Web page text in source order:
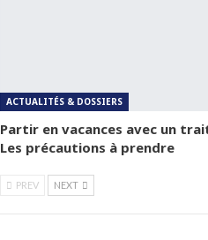
ACTUALITÉS & DOSSIERS
Partir en vacances avec un
Les précautions à prendre
PREV NEXT